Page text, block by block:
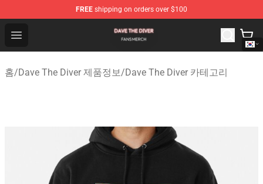
FREE shipping on orders over $100
Open menu
Dave The Diver Shop - Official Dave The Diver
홈/Dave The Diver 제품정보/Dave The Diver 카테고리